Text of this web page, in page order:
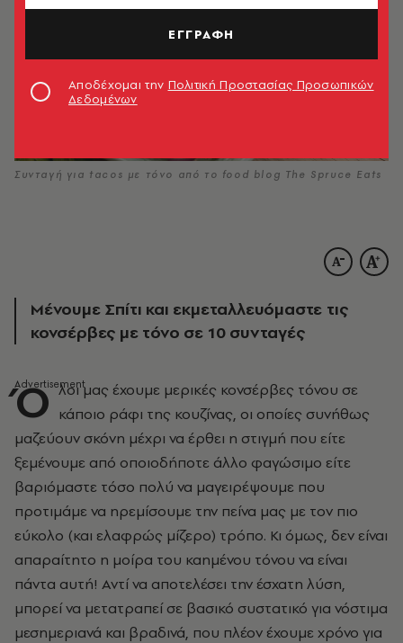
Συνταγή για tacos με τόνο από το food blog The Spruce Eats
Μένουμε Σπίτι και εκμεταλλευόμαστε τις
κονσέρβες με τόνο σε 10 συνταγές
Ό λοι μας έχουμε μερικές κονσέρβες τόνου σε
κάποιο ράφι της κουζίνας, οι οποίες συνήθως
μαζεύουν σκόνη μέχρι να έρθει η στιγμή που είτε
ξεμένουμε από οποιοδήποτε άλλο φαγώσιμο είτε
βαριόμαστε τόσο πολύ να μαγειρέψουμε που
προτιμάμε να ηρεμίσουμε την πείνα μας με τον πιο
εύκολο (και ελαφρώς μίζερο) τρόπο. Κι όμως, δεν είναι
απαραίτητο η μοίρα του καημένου τόνου να είναι
πάντα αυτή! Αντί να αποτελέσει την έσχατη λύση,
μπορεί να μετατραπεί σε βασικό συστατικό για νόστιμα
μεσημεριανά και βραδινά, που πλέον έχουμε χρόνο για
ΕΓΓΡΑΦΗ
Αποδέχομαι την Πολιτική Προστασίας Προσωπικών
Δεδομένων